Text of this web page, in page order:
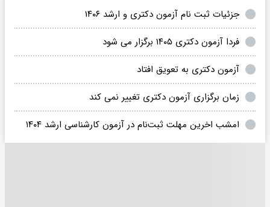
جزئیات ثبت نام آزمون دکتری و ارشد ۱۴۰۶
فردا آزمون دکتری ۱۴۰۵ برگزار می شود
آزمون دکتری به تعویق افتاد
زمان برگزاری آزمون دکتری تغییر نمی کند
امشب اخرین مهلت ثبت‌نام در آزمون کارشناسی ارشد ۱۴۰۴